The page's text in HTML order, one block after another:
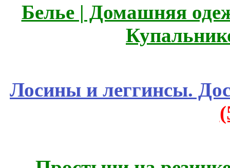
Белье | Домашняя
Лосины и леггинсы.